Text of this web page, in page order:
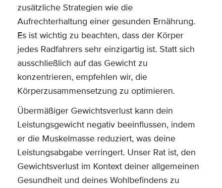
zusätzliche Strategien wie die
Aufrechterhaltung einer gesunden Ernährung.
Es ist wichtig zu beachten, dass der Körper
jedes Radfahrers sehr einzigartig ist. Statt sich
ausschließlich auf das Gewicht zu
konzentrieren, empfehlen wir, die
Körperzusammensetzung zu optimieren.
Übermäßiger Gewichtsverlust kann dein
Leistungsgewicht negativ beeinflussen, indem
er die Muskelmasse reduziert, was deine
Leistungsabgabe verringert. Unser Rat ist, den
Gewichtsverlust im Kontext deiner allgemeinen
Gesundheit und deines Wohlbefindens zu